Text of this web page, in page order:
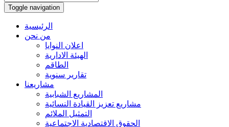
Toggle navigation
الرئيسية
من نحن
اعلان النوايا
الهيئة الادارية
الطاقم
تقارير سنوية
مشاريعنا
المشاريع الشبابية
مشاريع تعزيز القيادة النسائية
التمثيل الملائم
الحقوق الاقتصادية الاجتماعية